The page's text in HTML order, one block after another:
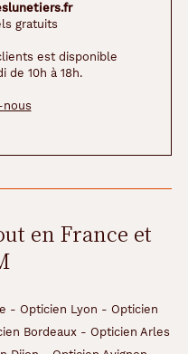
gratuits
est disponible
de 10h à 18h.
nous
en France et
- Opticien Lyon - Opticien
Bordeaux- Opticien Arles